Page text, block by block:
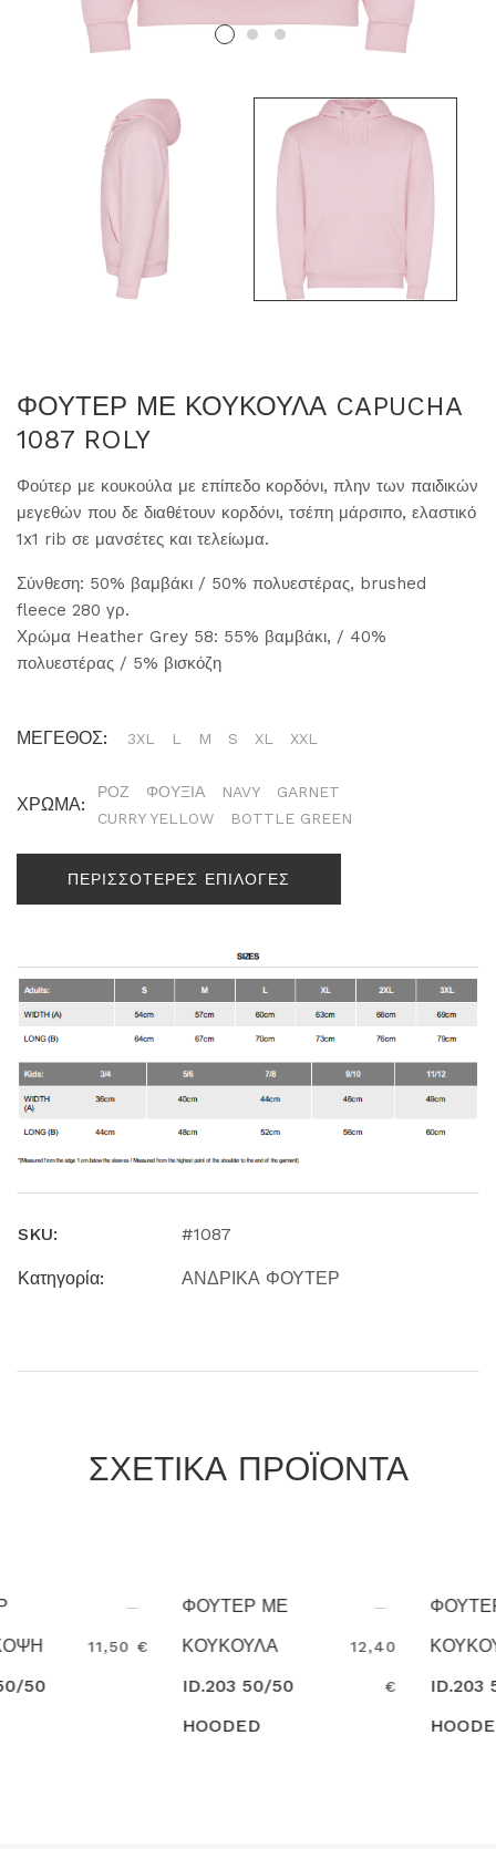
ΦΟΥΤΕΡ ΜΕ ΚΟΥΚΟΥΛΑ CAPUCHA
1087 ROLY
Φούτερ με κουκούλα με επίπεδο κορδόνι, πλην των παιδικών
μεγεθών που δε διαθέτουν κορδόνι, τσέπη μάρσιπο, ελαστικό
1x1 rib σε μανσέτες και τελείωμα.
Σύνθεση: 50% βαμβάκι / 50% πολυεστέρας, brushed
fleece 280 γρ.
Χρώμα Heather Grey 58: 55% βαμβάκι, / 40%
πολυεστέρας / 5% βισκόζη
ΜΕΓΕΘΟΣ: 3XL L M S XL XXL
ΧΡΩΜΑ:
ΡΟΖ ΦΟΥΞΙΑ NAVY
GARNET
CURRY YELLOW
BOTTLE GREEN
ΠΕΡΙΣΣΟΤΕΡΕΣ ΕΠΙΛΟΓΕΣ
SKU: #1087
Κατηγορία: ΑΝΔΡΙΚΑ ΦΟΥΤΕΡ
ΣΧΕΤΙΚΑ ΠΡΟΪΟΝΤΑ
ΦΟΥΤΕΡ ΜΕ
ΚΟΥΚΟΥΛΑ
ID.203 50/50
12,40
€
ΦΟΥΤΕΡ ΜΕ
ΚΟΥΚΟΥΛΑ
ID.203 50/50
27,00
€